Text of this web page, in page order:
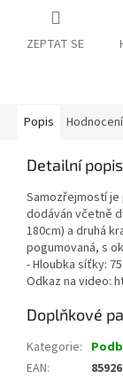
ZEPTAT SE
Popis Hodnocení
Detailní
Samozřejmostí je
dodáván včetně
180cm) a druhá
pogumovaná, s
- Hloubka síťky:
Odkaz na video:
Doplňkové
Kategorie:
EAN: